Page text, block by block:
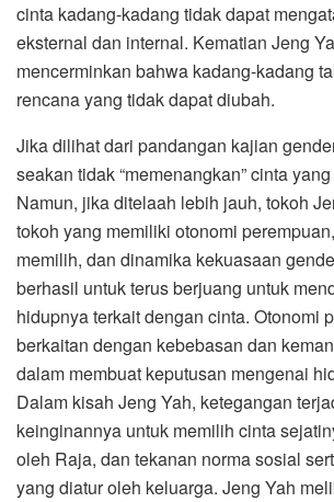
cinta kadang-kadang tidak dapat
eksternal dan internal. Kematian Jeng
mencerminkan bahwa kadang-kadang
rencana yang tidak dapat diubah.
Jika dilihat dari pandangan kajian
seakan tidak “memenangkan” cinta
Namun, jika ditelaah lebih jauh, tokoh
tokoh yang memiliki otonomi
memilih, dan dinamika kekuasaan
berhasil untuk terus berjuang untuk
hidupnya terkait dengan cinta. Otonomi
berkaitan dengan kebebasan dan
dalam membuat keputusan mengenai
Dalam kisah Jeng Yah, ketegangan
keinginannya untuk memilih cinta
oleh Raja, dan tekanan norma sosial
yang diatur oleh keluarga. Jeng Yah